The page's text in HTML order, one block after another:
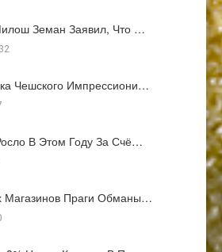
Земан Заявил, Что …
Чешского Импрессиони…
В Этом Году За Счё…
Магазинов Праги Обманы…